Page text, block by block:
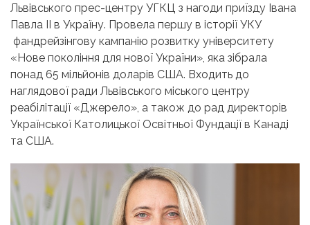
Львівського прес-центру УГКЦ з нагоди приїзду Івана
Павла II в Україну. Провела першу в історії УКУ
фандрейзінгову кампанію розвитку університету
«Нове покоління для нової України», яка зібрала
понад 65 мільйонів доларів США. Входить до
наглядової ради Львівського міського центру
реабілітації «Джерело», а також до рад директорів
Української Католицької Освітньої Фундації в Канаді
та США.